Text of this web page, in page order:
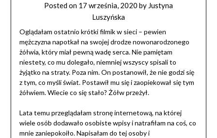
Posted on 17 września, 2020 by Justyna
Luszyńska
Oglądałam ostatnio krótki filmik w sieci – pewien
mężczyzna napotkał na swojej drodze nowonarodzonego
żółwia, który miał pewną wadę serca. Nie pamiętam
niestety, co mu dolegało, niemniej wszyscy spisali to
żyjątko na straty. Poza nim. On postanowił, że nie godzi się
z tym, co myśli świat. Postawił mu się i zaopiekował się tym
żółwiem. Wiecie co się stało? Żółw przeżył.
Lata temu przeglądałam stronę internetową, na której
wiele osób dodawało osobiste wpisy i natrafiłam na coś, co
mnie zaniepokoiło. Napisałam do tej osoby i